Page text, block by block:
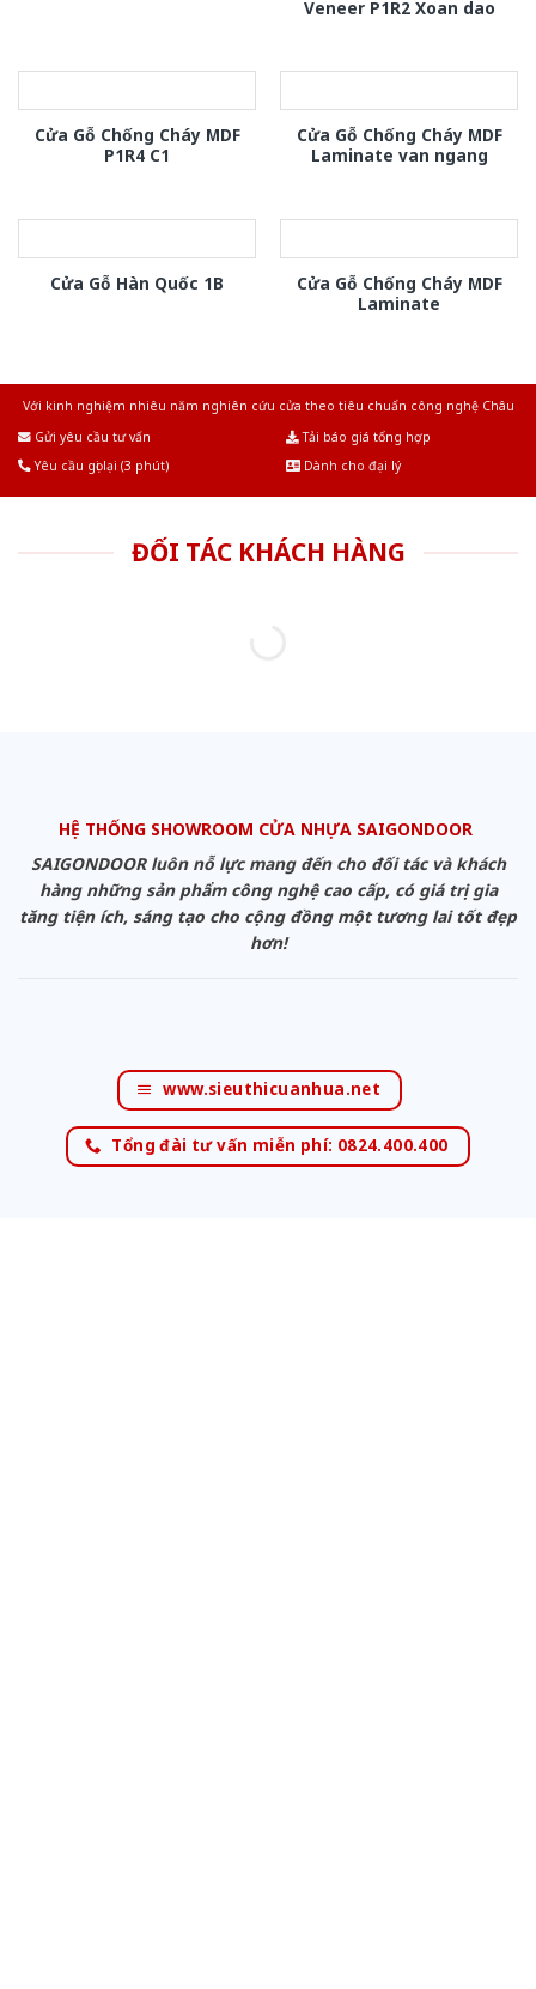
Veneer P1R2 Xoan dao
Cửa Gỗ Chống Cháy MDF
P1R4 C1
Cửa Gỗ Chống Cháy MDF
Laminate van ngang
Cửa Gỗ Hàn Quốc 1B
Cửa Gỗ Chống Cháy MDF
Laminate
Với kinh nghiệm nhiêu năm nghiên cứu cửa theo tiêu chuẩn công nghệ Châu
Gửi yêu cầu tư vấn
Tải báo giá tổng hợp
Yêu cầu gọi lại (3 phút)
Dành cho đại lý
ĐỐI TÁC KHÁCH HÀNG
HỆ THỐNG SHOWROOM CỬA NHỰA SAIGONDOOR
SAIGONDOOR luôn nỗ lực mang đến cho đối tác và khách
hàng những sản phẩm công nghệ cao cấp, có giá trị gia
tăng tiện ích, sáng tạo cho cộng đồng một tương lai tốt đẹp
hơn!
www.sieuthicuanhua.net
Tổng đài tư vấn miễn phí: 0824.400.400